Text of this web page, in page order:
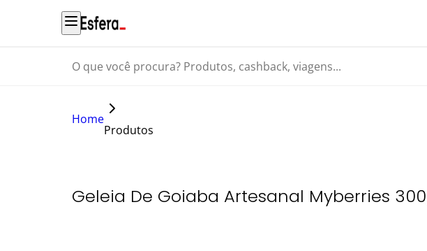
O que você procura? Produtos, cashback, viagens...
Home
Produtos
Geleia De Goiaba Artesanal Myberries